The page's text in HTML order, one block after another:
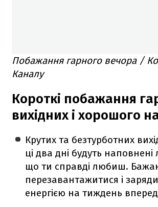
Побажання гарного вечора /
Каналу
Короткі побажання
вихідних і хорошого
Крутих та безтурботних
ці два дні будуть
що ти справді любиш.
перезавантажитися і
енергією на тиждень